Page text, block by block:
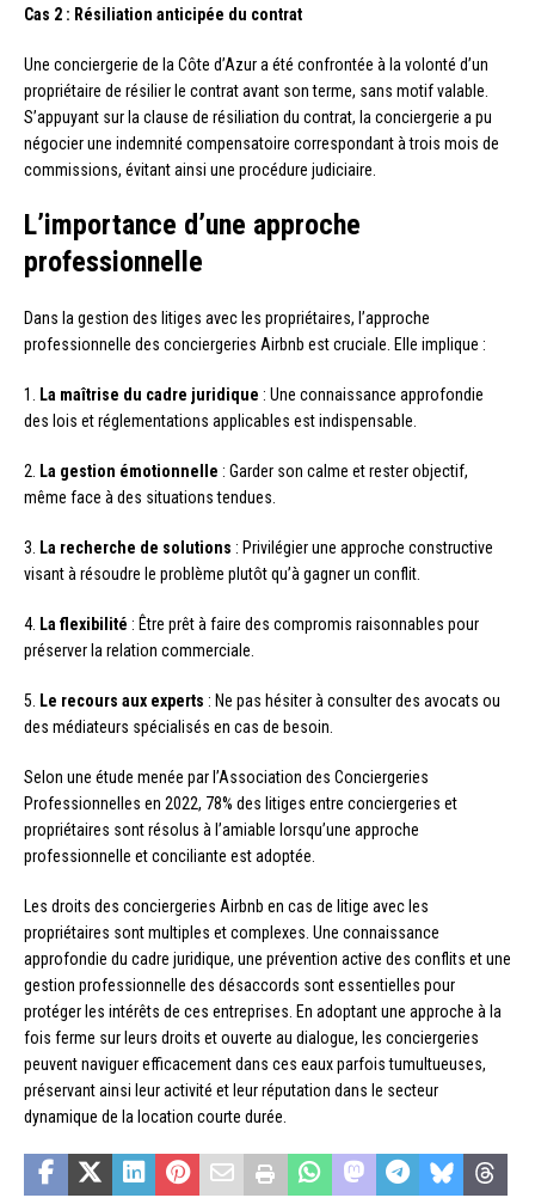
Cas 2 : Résiliation anticipée du contrat
Une conciergerie de la Côte d’Azur a été confrontée à la volonté d’un
propriétaire de résilier le contrat avant son terme, sans motif valable.
S’appuyant sur la clause de résiliation du contrat, la conciergerie a pu
négocier une indemnité compensatoire correspondant à trois mois de
commissions, évitant ainsi une procédure judiciaire.
L’importance d’une approche
professionnelle
Dans la gestion des litiges avec les propriétaires, l’approche
professionnelle des conciergeries Airbnb est cruciale. Elle implique :
1. La maîtrise du cadre juridique : Une connaissance approfondie
des lois et réglementations applicables est indispensable.
2. La gestion émotionnelle : Garder son calme et rester objectif,
même face à des situations tendues.
3. La recherche de solutions : Privilégier une approche constructive
visant à résoudre le problème plutôt qu’à gagner un conflit.
4. La flexibilité : Être prêt à faire des compromis raisonnables pour
préserver la relation commerciale.
5. Le recours aux experts : Ne pas hésiter à consulter des avocats ou
des médiateurs spécialisés en cas de besoin.
Selon une étude menée par l’Association des Conciergeries
Professionnelles en 2022, 78% des litiges entre conciergeries et
propriétaires sont résolus à l’amiable lorsqu’une approche
professionnelle et conciliante est adoptée.
Les droits des conciergeries Airbnb en cas de litige avec les
propriétaires sont multiples et complexes. Une connaissance
approfondie du cadre juridique, une prévention active des conflits et une
gestion professionnelle des désaccords sont essentielles pour
protéger les intérêts de ces entreprises. En adoptant une approche à la
fois ferme sur leurs droits et ouverte au dialogue, les conciergeries
peuvent naviguer efficacement dans ces eaux parfois tumultueuses,
préservant ainsi leur activité et leur réputation dans le secteur
dynamique de la location courte durée.